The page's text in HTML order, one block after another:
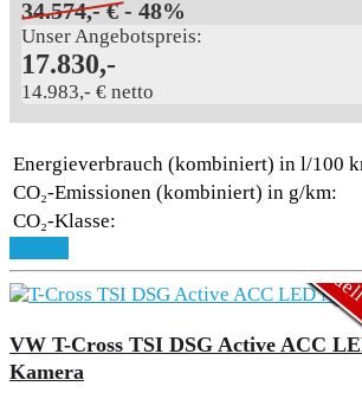
34.574,- € - 48%
Unser Angebotspreis:
17.830,-
14.983,- € netto
Energieverbrauch (kombiniert) in l/100
CO₂-Emissionen (kombiniert) in g/km:
CO₂-Klasse:
VW T-Cross TSI DSG Active ACC
Kamera